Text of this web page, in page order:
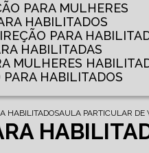
PARA MULHERES
HABILITADOS
PARA
HABILITADAS
MULHERES
PARA HABILITADOS
HABILITADOSAULA PARTICULAR DE